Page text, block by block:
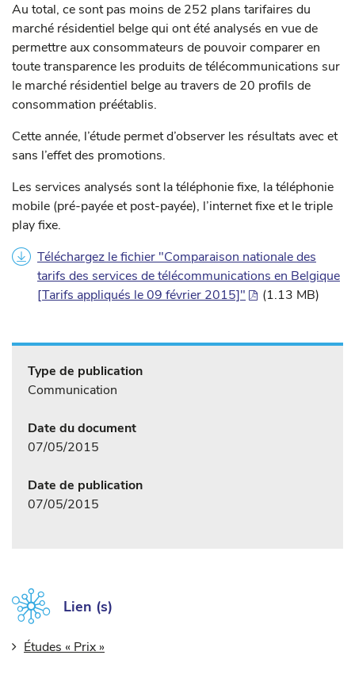
Au total, ce sont pas moins de 252 plans tarifaires du
marché résidentiel belge qui ont été analysés en vue de
permettre aux consommateurs de pouvoir comparer en
toute transparence les produits de télécommunications sur
le marché résidentiel belge au travers de 20 profils de
consommation préétablis.
Cette année, l’étude permet d’observer les résultats avec et
sans l’effet des promotions.
Les services analysés sont la téléphonie fixe, la téléphonie
mobile (pré-payée et post-payée), l’internet fixe et le triple
play fixe.
Téléchargez le fichier "Comparaison nationale des
tarifs des services de télécommunications en Belgique
[Tarifs appliqués le 09 février 2015]"
(1.13 MB)
Type de publication
Communication
Date du document
07/05/2015
Date de publication
07/05/2015
Lien (s)
Études « Prix »